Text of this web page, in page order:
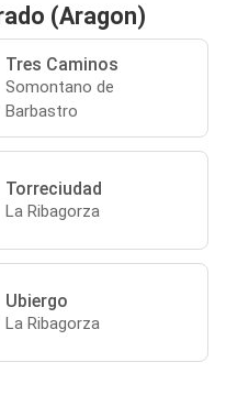
(Aragon)
Tres Caminos
Somontano de
Barbastro
Torreciudad
La Ribagorza
Ubiergo
La Ribagorza